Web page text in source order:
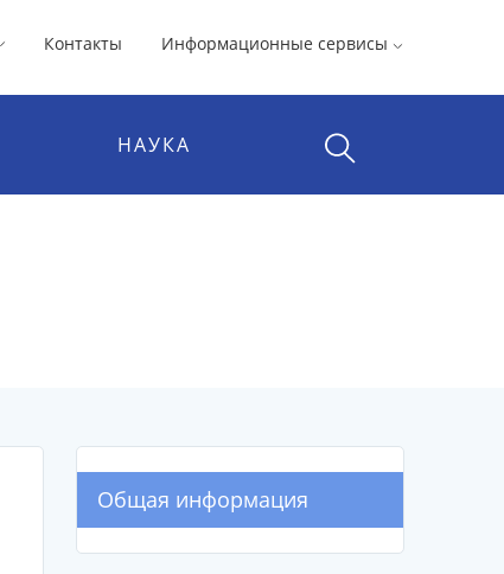
Контакты Информационные сервисы
НАУКА
Общая информация